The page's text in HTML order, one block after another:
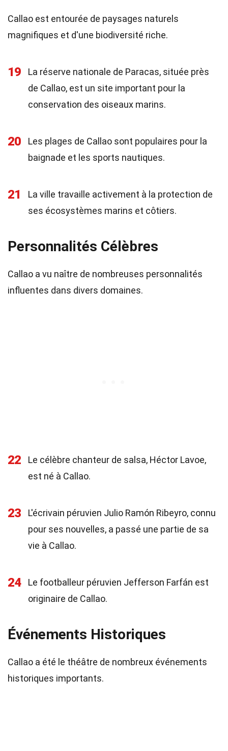
Callao est entourée de paysages naturels
magnifiques et d'une biodiversité riche.
19
La réserve nationale de Paracas, située près
de Callao, est un site important pour la
conservation des oiseaux marins.
20
Les plages de Callao sont populaires pour la
baignade et les sports nautiques.
21
La ville travaille activement à la protection de
ses écosystèmes marins et côtiers.
Personnalités Célèbres
Callao a vu naître de nombreuses personnalités
influentes dans divers domaines.
22
Le célèbre chanteur de salsa, Héctor Lavoe,
est né à Callao.
23
L'écrivain péruvien Julio Ramón Ribeyro, connu
pour ses nouvelles, a passé une partie de sa
vie à Callao.
24
Le footballeur péruvien Jefferson Farfán est
originaire de Callao.
Événements Historiques
Callao a été le théâtre de nombreux événements
historiques importants.